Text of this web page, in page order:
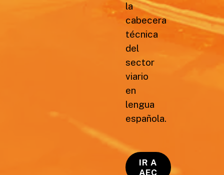
la
cabecera
técnica
del
sector
viario
en
lengua
española.
IR A
AEC